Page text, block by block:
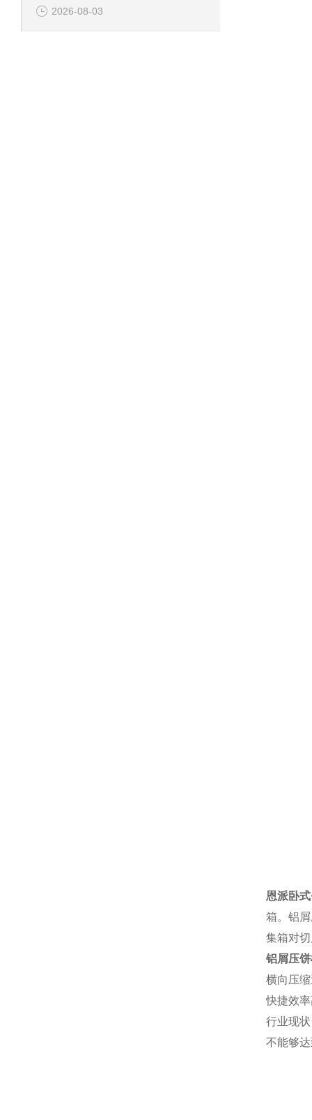
2026-08-03
恩派卧
箱。铝
集箱对
铝屑压
横向压
快捷效
行业现
不能够